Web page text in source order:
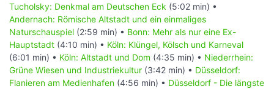
Tucholsky: Denkmal am Deutschen Eck (5:02 min) •
Andernach: Römische Altstadt und ein einmaliges
Naturschauspiel (2:59 min) • Bonn: Mehr als nur eine Ex-
Hauptstadt (4:10 min) • Köln: Klüngel, Kölsch und Karneval
(6:01 min) • Köln: Altstadt und Dom (4:35 min) • Niederrhein:
Grüne Wiesen und Industriekultur (3:42 min) • Düsseldorf:
Flanieren am Medienhafen (4:56 min) • Düsseldorf - Die längste